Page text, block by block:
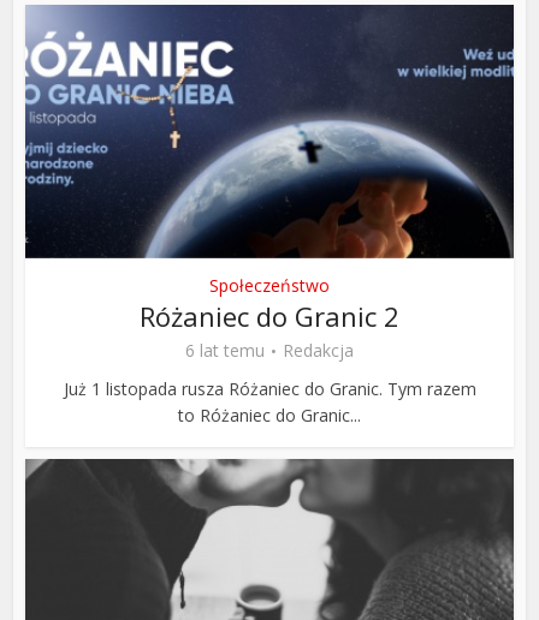
Społeczeństwo
Różaniec do Granic 2
6 lat temu
Redakcja
Już 1 listopada rusza Różaniec do Granic. Tym razem
to Różaniec do Granic...